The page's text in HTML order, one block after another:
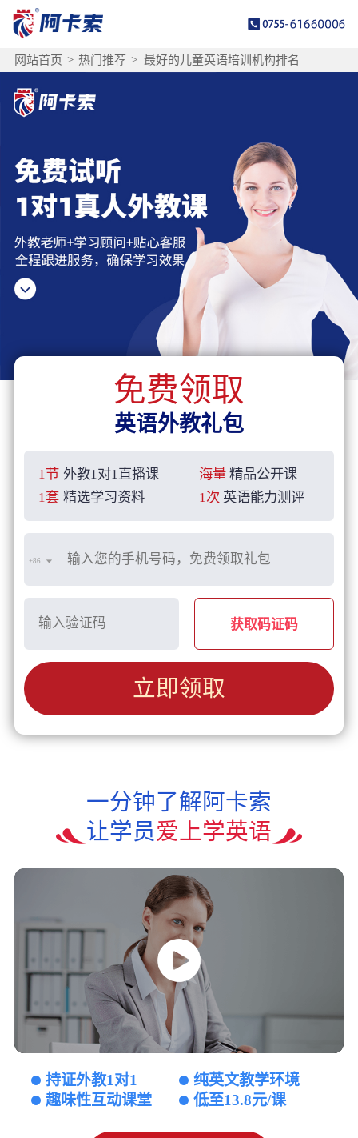
网站首页 > 热门推荐 > 最好的儿童英语培训机构排名
免费领取
英语外教礼包
1节 外教1对1直播课 海量 精品公开课
1套 精选学习资料 1次 英语能力测评
+86
获取码证码
立即领取
一分钟了解阿卡索
让学员爱上学英语
持证外教1对1
纯英文教学环境
趣味性互动课堂
低至13.8元/课